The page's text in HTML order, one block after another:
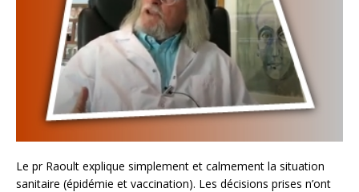
Le pr Raoult explique simplement et calmement la situation
sanitaire (épidémie et vaccination). Les décisions prises n’ont